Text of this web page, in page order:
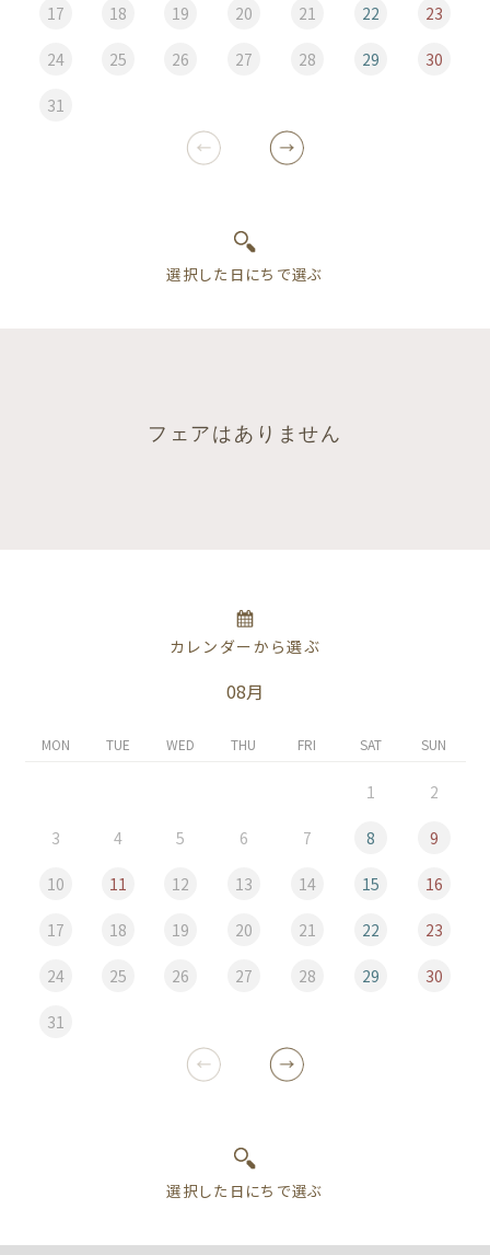
17 18 19 20 21 22 23
24 25 26 27 28 29 30
31
フェアはありません
カレンダーから選ぶ
08月
MON TUE WED THU FRI SAT SUN
1 2
3 4 5 6 7 8 9
10 11 12 13 14 15 16
17 18 19 20 21 22 23
24 25 26 27 28 29 30
31